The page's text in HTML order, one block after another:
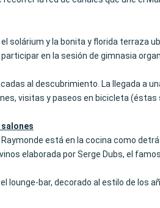
solárium y la bonita y florida terraza
en la sesión de gimnasia
al descubrimiento. La llegada a
visitas y paseos en bicicleta
salones
está en la cocina como
elaborada por Serge Dubs, el
el lounge-bar, decorado al estilo de